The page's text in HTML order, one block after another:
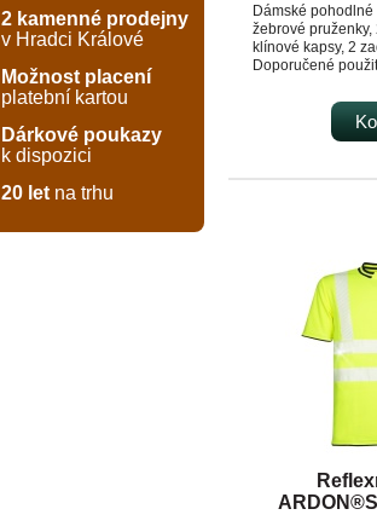
2 kamenné prodejny
v Hradci Králové
Možnost placení
platební kartou
Dárkové poukazy
k dispozici
20 let na trhu
Dámské
žebrové
klínové kapsy, 2
Doporučené
zařízení,
dopravní služby,
ústavy sociální